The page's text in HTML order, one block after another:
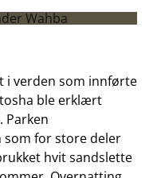
i verden som innførte
ble erklært
Parken
som for store deler
hvit sandslette